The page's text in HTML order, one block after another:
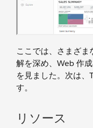
ここでは、さまざ
解を深め、Web 作
を見ました。次は、
す。
リソース